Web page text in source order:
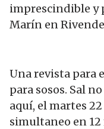
imprescindible y
Marín en
Una revista para
para sosos. Sal
aquí, el martes
simultaneo en